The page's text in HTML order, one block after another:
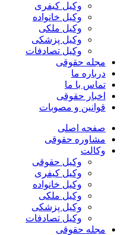
وکیل کیفری
وکیل خانواده
وکیل ملکی
وکیل پزشکی
وکیل تصادفات
مجله حقوقی
درباره ما
تماس با ما
اخبار حقوقی
قوانین و مصوبات
صفحه اصلی
مشاوره حقوقی
وکالت
وکیل حقوقی
وکیل کیفری
وکیل خانواده
وکیل ملکی
وکیل پزشکی
وکیل تصادفات
مجله حقوقی